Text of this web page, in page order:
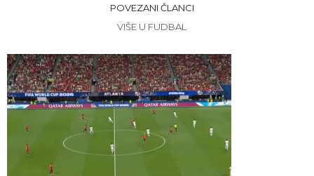
POVEZANI ČLANCI
VIŠE U FUDBAL